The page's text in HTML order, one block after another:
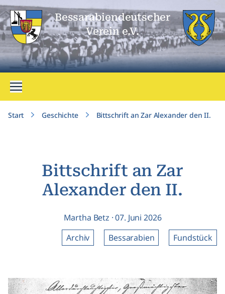
Bessarabien­deutscher
Verein e.V.
Menü öffnen
Start Geschichte Bittschrift an Zar Alexander den II.
Bittschrift an Zar
Alexander den II.
Martha Betz ·07. Juni 2026
Archiv
Bessarabien Fundstück